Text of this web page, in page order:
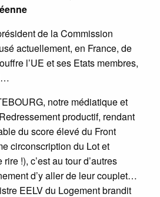
de la Commission
actuellement, en France, de
l’UE et ses Etats membres,
notre médiatique et
productif, rendant
du score élevé du Front
circonscription du Lot et
!), c’est au tour d’autres
d’y aller de leur couplet…
EELV du Logement brandit